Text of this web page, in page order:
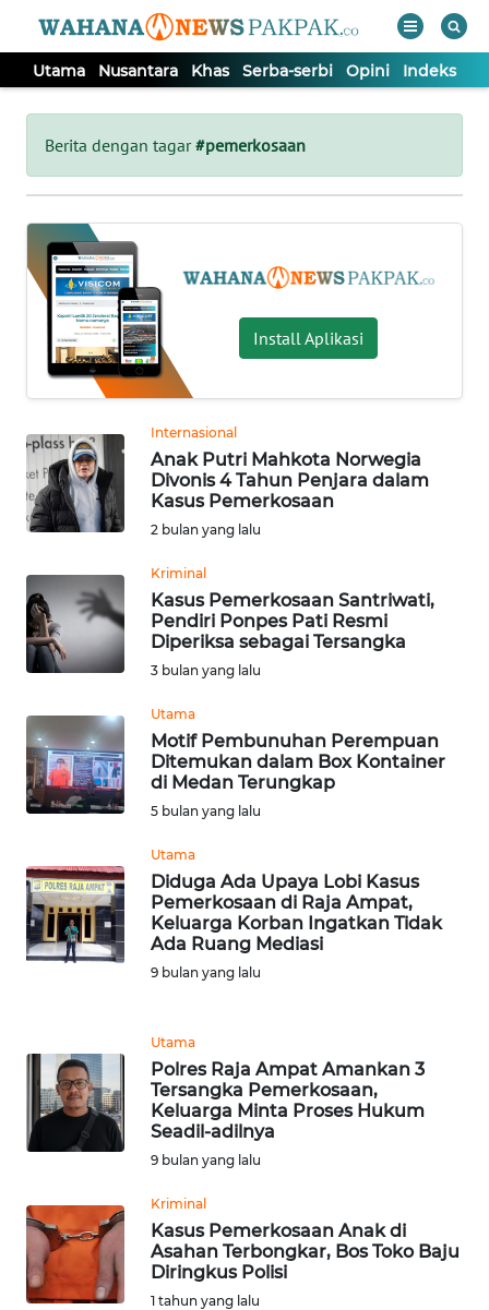
Utama Nusantara Khas Serba-serbi Opini Indeks
Berita dengan tagar#pemerkosaan
Install Aplikasi
Internasional
Anak Putri Mahkota Norwegia
Divonis 4 Tahun Penjara dalam
Kasus Pemerkosaan
2 bulan yang lalu
Kriminal
Kasus Pemerkosaan Santriwati,
Pendiri Ponpes Pati Resmi
Diperiksa sebagai Tersangka
3 bulan yang lalu
Utama
Motif Pembunuhan Perempuan
Ditemukan dalam Box Kontainer
di Medan Terungkap
5 bulan yang lalu
Utama
Diduga Ada Upaya Lobi Kasus
Pemerkosaan di Raja Ampat,
Keluarga Korban Ingatkan Tidak
Ada Ruang Mediasi
9 bulan yang lalu
Utama
Polres Raja Ampat Amankan 3
Tersangka Pemerkosaan,
Keluarga Minta Proses Hukum
Seadil-adilnya
9 bulan yang lalu
Kriminal
Kasus Pemerkosaan Anak di
Asahan Terbongkar, Bos Toko Baju
Diringkus Polisi
1 tahun yang lalu
Tutup
UTAMA
NUSANTARA
KHAS
SERBA-
SERBI
OPINI
Informasi
INDEKS
BERITA
KONTAK
KAMI
INFO
IKLAN
TENTANG
PEDOMAN
MEDIA
SIBER
KARIR
DISCLAIMER
Regional
SUMUT